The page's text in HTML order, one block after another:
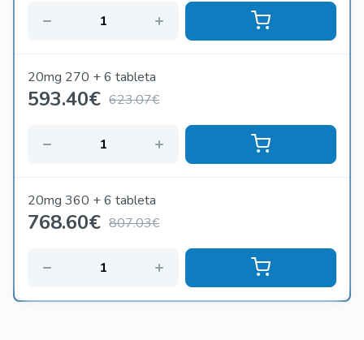
20mg 270 + 6 tableta
593.40€ 623.07€
20mg 360 + 6 tableta
768.60€ 807.03€